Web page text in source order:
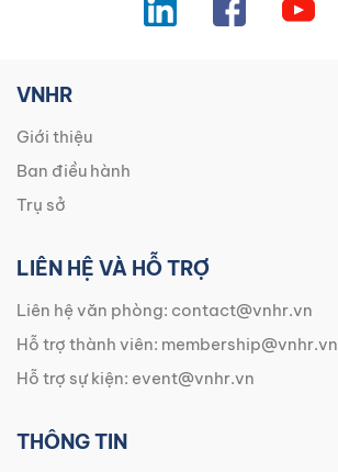
VNHR
Giới thiệu
Ban điều hành
Trụ sở
LIÊN HỆ VÀ HỖ TRỢ
Liên hệ văn phòng: contact@vnhr.vn
Hỗ trợ thành viên: membership@vnhr.vn
Hỗ trợ sự kiện: event@vnhr.vn
THÔNG TIN